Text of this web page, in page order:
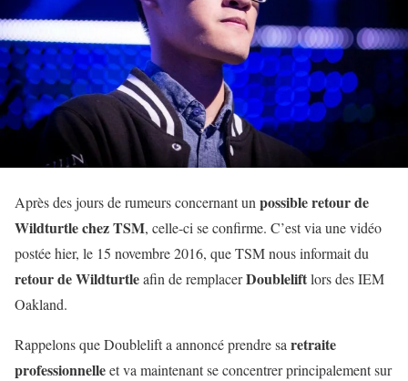
Après des jours de rumeurs concernant un possible retour de
Wildturtle chez TSM, celle-ci se confirme. C’est via une vidéo
postée hier, le 15 novembre 2016, que TSM nous informait du
retour de Wildturtleafin de remplacerDoubleliftlors des IEM
Oakland.
Rappelons que Doublelift a annoncé prendre sa retraite
professionnelleet va maintenant se concentrer principalement sur